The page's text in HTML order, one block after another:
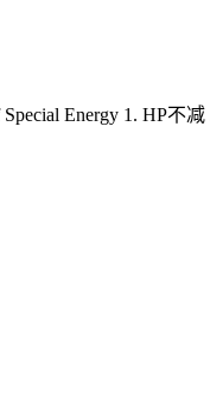
Energy 1. HP不